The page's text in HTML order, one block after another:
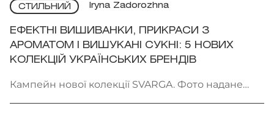
СТИЛЬНИЙ Iryna Zadorozhna
ЕФЕКТНІ ВИШИВАНКИ, ПРИКРАСИ З
АРОМАТОМ І ВИШУКАНІ СУКНІ: 5 НОВИХ
КОЛЕКЦІЙ УКРАЇНСЬКИХ БРЕНДІВ
Кампейн нової колекції SVARGA. Фото надане